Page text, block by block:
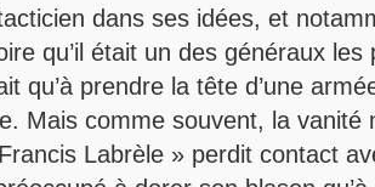
dans ses idées, et
qu’il était un des généraux
qu’à prendre la tête d’une
Mais comme souvent, la vanité
Labrèle » perdit contact